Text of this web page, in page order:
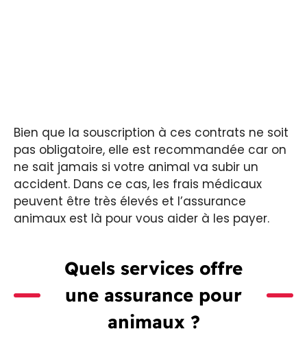
Bien que la souscription à ces contrats ne soit
pas obligatoire, elle est recommandée car on
ne sait jamais si votre animal va subir un
accident. Dans ce cas, les frais médicaux
peuvent être très élevés et l’assurance
animaux est là pour vous aider à les payer.
Quels services offre
une assurance pour
animaux ?